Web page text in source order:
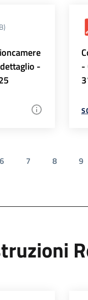
-
-
6 7 8 9